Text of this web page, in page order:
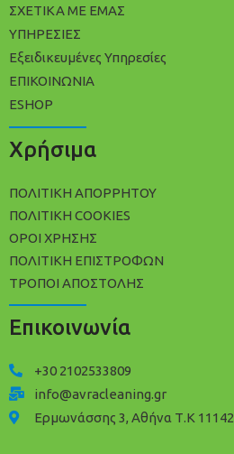
ΣΧΕΤΙΚΑ ΜΕ ΕΜΑΣ
ΥΠΗΡΕΣΙΕΣ
Εξειδικευμένες Υπηρεσίες
ΕΠΙΚΟΙΝΩΝΙΑ
ESHOP
Χρήσιμα
ΠΟΛΙΤΙΚΗ ΑΠΟΡΡΗΤΟΥ
ΠΟΛΙΤΙΚΗ COOKIES
ΟΡΟΙ ΧΡΗΣΗΣ
ΠΟΛΙΤΙΚΗ ΕΠΙΣΤΡΟΦΩΝ
ΤΡΟΠΟΙ ΑΠΟΣΤΟΛΗΣ
Επικοινωνία
+30 2102533809
info@avracleaning.gr
Ερμωνάσσης 3, Αθήνα Τ.Κ 11142